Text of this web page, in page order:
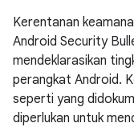
Kerentanan
Android Security
mendeklarasikan
perangkat Android.
seperti yang
diperlukan untuk